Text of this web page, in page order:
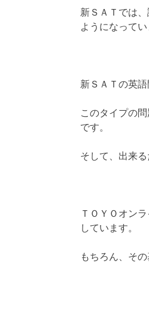
新ＳＡＴでは
ようになってい
新ＳＡＴの英
このタイプの
です。
そして、出来
ＴＯＹＯオン
しています。
もちろん、そ